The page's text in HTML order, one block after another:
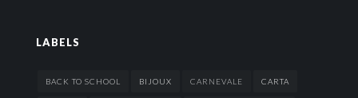
LABELS
BACK TO SCHOOL BIJOUX CARNEVALE CARTA